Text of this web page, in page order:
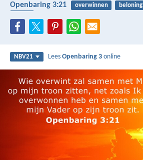
Openbaring 3:21 overwinnen beloning
NBV21 LeesOpenbaring 3 online